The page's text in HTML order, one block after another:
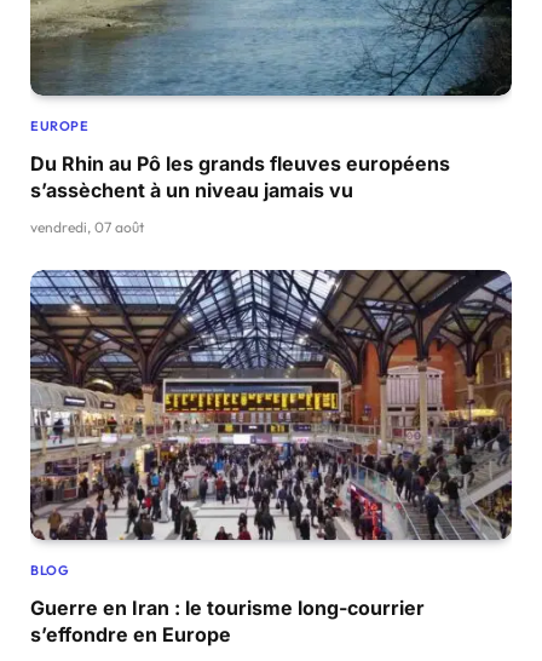
EUROPE
Du Rhin au Pô les grands fleuves européens
s’assèchent à un niveau jamais vu
vendredi, 07 août
BLOG
Guerre en Iran : le tourisme long-courrier
s’effondre en Europe